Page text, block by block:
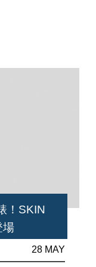
！SKIN
場
28 MAY